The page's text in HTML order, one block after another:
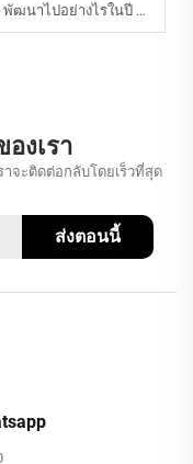
ไปอย่างไรในปี 2026?
งเรา
จะติดต่อกลับโดยเร็วที่สุด
ส่งตอนนี้